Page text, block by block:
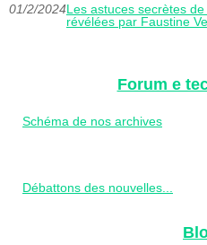
01/2/2024Les astuces secrètes
révélées par Faustine
Forum e
Schéma de nos archives
Débattons des nouvelles...